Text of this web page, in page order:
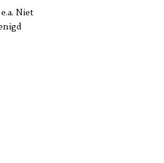
Niet